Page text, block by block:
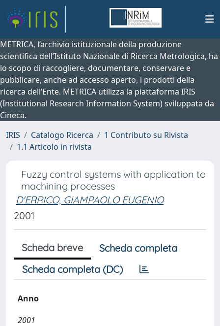
METRICA, l’archivio istituzionale della produzione
scientifica dell’Istituto Nazionale di Ricerca Metrologica, ha
lo scopo di raccogliere, documentare, conservare e
pubblicare, anche ad accesso aperto, i prodotti della
ricerca dell’Ente. METRICA utilizza la piattaforma IRIS
(Institutional Research Information System) sviluppata da
Cineca.
IRIS
Catalogo Ricerca
1 Contributo su Rivista
1.1 Articolo in rivista
Fuzzy control systems with application to
machining processes
D'ERRICO, GIAMPAOLO EUGENIO
2001
Scheda breve
Scheda completa
Scheda completa (DC)
Anno
2001